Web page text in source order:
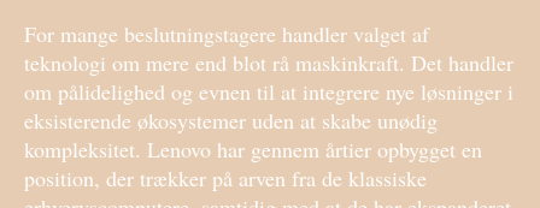
For mange beslutningstagere handler valget af
teknologi om mere end blot rå maskinkraft. Det handler
om pålidelighed og evnen til at integrere nye løsninger i
eksisterende økosystemer uden at skabe unødig
kompleksitet. Lenovo har gennem årtier opbygget en
position, der trækker på arven fra de klassiske